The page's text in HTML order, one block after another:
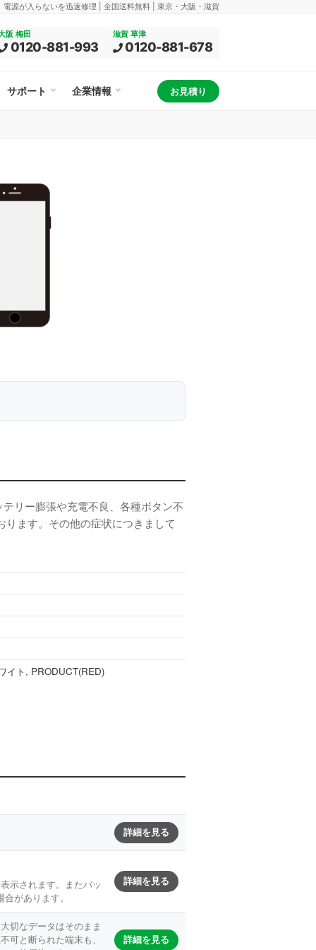
源が入らないを迅速修理 | 全国送料無料 | 東京・大阪・滋賀
阪 梅田
0120-881-993
滋賀 草津
0120-881-678
サポート 企業情報 お見積り
リー膨張や充電不良、各種ボタン不
ます。その他の症状につきまして
イト, PRODUCT(RED)
詳細を見る
示されます。またバッ
があります。
詳細を見る
切なデータはそのまま
可と断られた端末も、
詳細を見る